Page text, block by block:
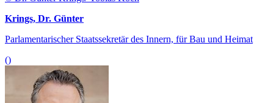
Krings, Dr. Günter
Parlamentarischer Staatssekretär des Innern, für Bau und Heimat
()